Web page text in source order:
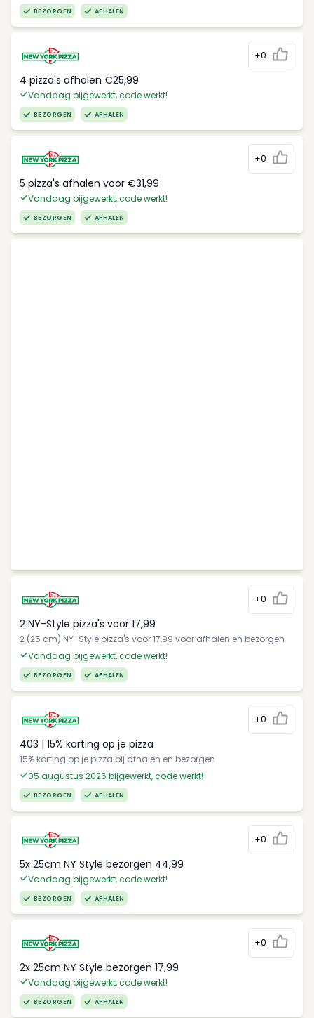
BEZORGEN AFHALEN
+0
4 pizza's afhalen €25,99
Vandaag bijgewerkt, code werkt!
BEZORGEN AFHALEN
+0
5 pizza's afhalen voor €31,99
Vandaag bijgewerkt, code werkt!
BEZORGEN AFHALEN
+0
2 NY-Style pizza's voor 17,99
2 (25 cm) NY-Style pizza's voor 17,99 voor afhalen en bezorgen
Vandaag bijgewerkt, code werkt!
BEZORGEN AFHALEN
+0
403 | 15% korting op je pizza
15% korting op je pizza bij afhalen en bezorgen
05 augustus 2026 bijgewerkt, code werkt!
BEZORGEN AFHALEN
+0
5x 25cm NY Style bezorgen 44,99
Vandaag bijgewerkt, code werkt!
BEZORGEN AFHALEN
+0
2x 25cm NY Style bezorgen 17,99
Vandaag bijgewerkt, code werkt!
BEZORGEN AFHALEN